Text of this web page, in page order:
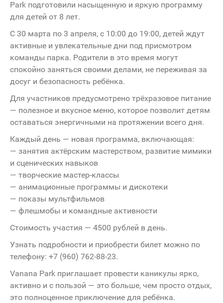
Park подготовили насыщенную и яркую программу
для детей от 8 лет.
С 30 марта по 3 апреля, с 10:00 до 19:00, детей ждут
активные и увлекательные дни под присмотром
команды парка. Родители в это время могут
спокойно заняться своими делами, не переживая за
досуг и безопасность ребёнка.
Для участников предусмотрено трёхразовое питание
— полезное и вкусное меню, которое позволит детям
оставаться энергичными на протяжении всего дня.
Каждый день — новая программа, включающая:
— занятия актёрским мастерством, развитие мимики
и сценических навыков
— творческие мастер-классы
— анимационные программы и дискотеки
— показы мультфильмов
— флешмобы и командные активности
Стоимость участия — 4500 рублей в день.
Узнать подробности и приобрести билет можно по
телефону: +7 (960) 762-88-23.
Vanana Park приглашает провести каникулы ярко,
активно и с пользой — это больше, чем просто отдых,
это полноценное приключение для ребёнка.